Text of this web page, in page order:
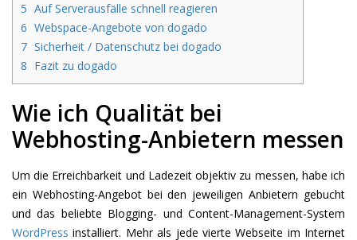
5 Auf Serverausfälle schnell reagieren
6 Webspace-Angebote von dogado
7 Sicherheit / Datenschutz bei dogado
8 Fazit zu dogado
Wie ich Qualität bei
Webhosting-Anbietern messen
Um die Erreichbarkeit und Ladezeit objektiv zu messen, habe ich
ein Webhosting-Angebot bei den jeweiligen Anbietern gebucht
und das beliebte Blogging- und Content-Management-System
WordPress installiert. Mehr als jede vierte Webseite im Internet